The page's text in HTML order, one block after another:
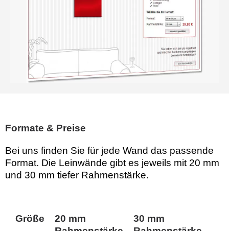
Formate & Preise
Bei uns finden Sie für jede Wand das passende
Format. Die Leinwände gibt es jeweils mit 20 mm
und 30 mm tiefer Rahmenstärke.
Größe
20 mm
30 mm